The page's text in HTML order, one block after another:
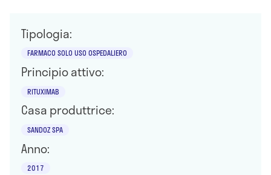
Tipologia:
FARMACO SOLO USO OSPEDALIERO
Principio attivo:
RITUXIMAB
Casa produttrice:
SANDOZ SPA
Anno:
2017